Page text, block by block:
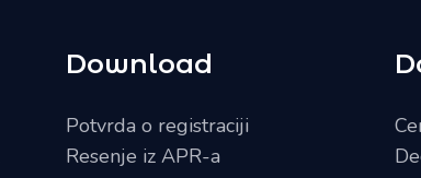
Download
Potvrda o registraciji
Resenje iz APR-a